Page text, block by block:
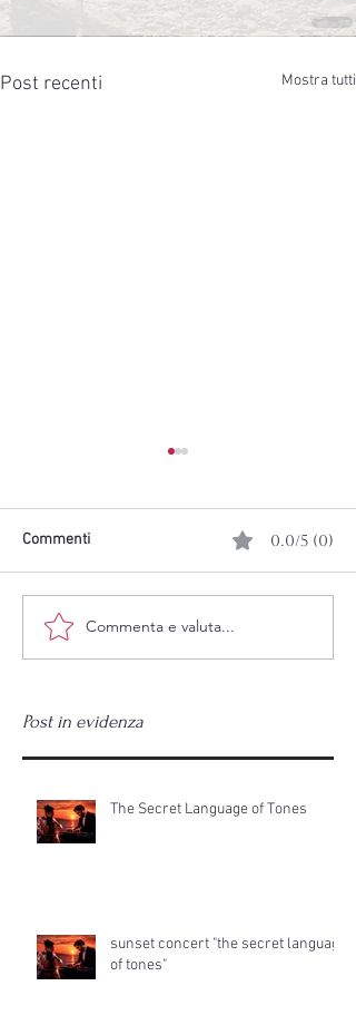
Post recenti Mostra tutti
sunset concert "the secret
Commenti 0.0/5 (0)
Commenta e valuta...
Post in evidenza
The Secret Language of Tones
sunset concert "the secret language
of tones"